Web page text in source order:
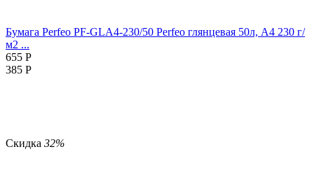
Бумага Perfeo PF-GLA4-230/50 Perfeo глянцевая 50л, А4 230 г/
м2 ...
655 Р
385 Р
Скидка 32%